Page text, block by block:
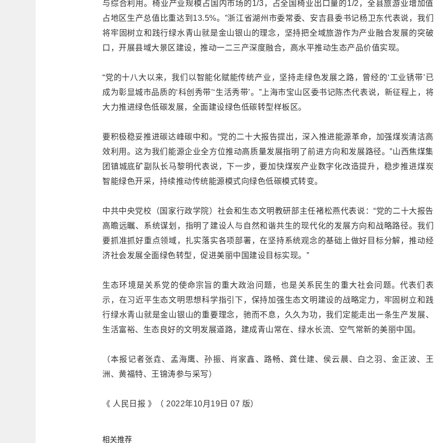
与综合利用。椅业产业规模占国内市场的1/3，占全国椅业出口量的1/2，全县旅游业增加值
占地区生产总值比重达到13.5%。”浙江省湖州市委常委、安吉县委书记杨卫东代表说，我们
将牢固树立和践行绿水青山就是金山银山的理念，坚持把全域旅游作为产业融合发展的突破
口，开展县域大景区建设，推动一二三产深度融合，高水平推动生态产品价值实现。
“党的十八大以来，我们以智能化赋能传统产业，坚持走绿色发展之路，曾经的‘工业锈带’已
成为彰显城市品质的‘科创秀带’‘生活秀带’。”上海市宝山区委书记陈杰代表说，新征程上，将
大力推进绿色低碳发展，全面建设绿色低碳转型样板区。
要积极稳妥推进碳达峰碳中和。“党的二十大报告提出，深入推进能源革命，加强煤炭清洁高
效利用。这为我们能源企业全方位推动高质量发展指明了前进方向和发展路径。”山西焦煤集
团镇城底矿副队长马黎明代表说，下一步，要加快煤炭产业数字化改造提升，稳步推进煤炭
智能绿色开采，持续推动传统能源模式向绿色低碳模式转变。
中共中央党校（国家行政学院）社会和生态文明教研部主任褚松燕代表说：“党的二十大报告
高瞻远瞩、系统谋划，指明了建设人与自然和谐共生的现代化的发展方向和战略路径。我们
要抓准抓好重点领域，扎实落实各项部署，在坚持系统观念的基础上做好目标分解，推动经
济社会发展全面绿色转型，促进美丽中国建设目标实现。”
生态环境是关系党的使命宗旨的重大政治问题，也是关系民生的重大社会问题。代表们表
示，在习近平生态文明思想科学指引下，保持加强生态文明建设的战略定力，牢固树立和践
行绿水青山就是金山银山的重要理念，驰而不息，久久为功，我们定能走出一条生产发展、
生活富裕、生态良好的文明发展道路，建成青山常在、绿水长流、空气常新的美丽中国。
（本报记者张垚、孟海鹰、孙振、肖家鑫、路畅、龚仕建、侯云晨、白之羽、金正波、王
洲、黄福特、王锦涛参与采写）
《 人民日报 》（ 2022年10月19日 07 版）
相关推荐